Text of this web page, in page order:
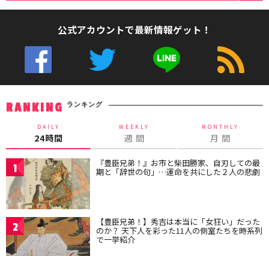
公式アカウントで最新情報ゲット！
RANKING ランキング
DAILY
24時間
WEEKLY
週 間
MONTHLY
月 間
1 『豊臣兄弟！』お市と柴田勝家、自刃しての最
期と「辞世の句」…運命を共にした２人の悲劇
2 【豊臣兄弟！】秀吉は本当に「女狂い」だった
のか？ 天下人を彩った11人の側室たちを時系列
で一挙紹介